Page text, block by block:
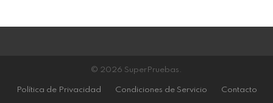
© 2026 SuperPruebas.
Política de Privacidad Condiciones de Servicio Contacto